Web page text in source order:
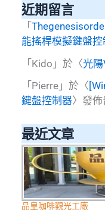
PuTTY?
近期留言
「
能搖桿模擬鍵盤
「 Kido 」於〈光
「 Pierre 」於〈
鍵盤控制器〉發佈
最近文章
品皇咖啡觀光工廠